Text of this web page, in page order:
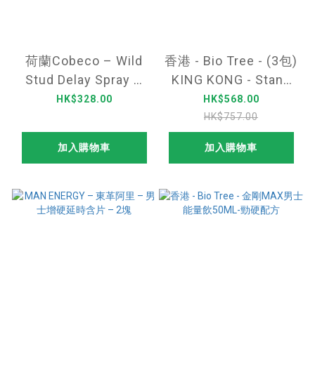
荷蘭Cobeco – Wild
Stud Delay Spray –
野馬持久噴霧
HK$328.00
加入購物車
香港 - Bio Tree - (3包)
KING KONG - Stand
UP 薄荷味男士增硬延
時即溶含片 2日裝(4
片)
HK$568.00
HK$757.00
加入購物車